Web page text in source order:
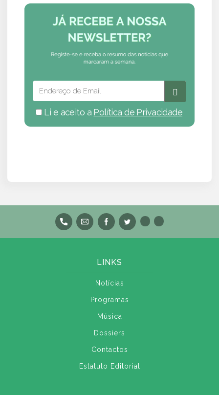
Li e aceito a Política de Privacidade
LINKS
Notícias
Programas
Música
Dossiers
Contactos
Estatuto Editorial